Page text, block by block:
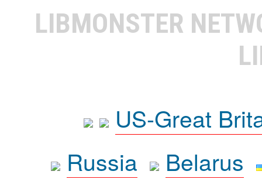
LIBMONSTER
US-Great
Russia
Belarus